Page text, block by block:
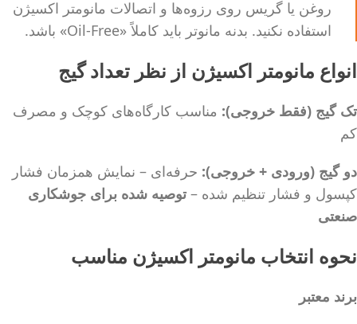
روغن یا گریس روی رزوه‌ها و اتصالات مانومتر اکسیژن
استفاده نکنید. بدنه مانوتر باید کاملاً «Oil-Free» باشد.
انواع مانومتر اکسیژن از نظر تعداد گیج
تک گیج (فقط خروجی): مناسب کارگاه‌های کوچک و مصرف
کم
دو گیج (ورودی + خروجی): حرفه‌ای – نمایش همزمان فشار
کپسول و فشار تنظیم شده – توصیه شده برای جوشکاری
صنعتی
نحوه انتخاب مانومتر اکسیژن مناسب
برند معتبر